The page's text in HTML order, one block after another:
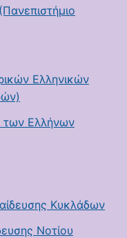
Ελληνικών
των Ελλήνων
Κυκλάδων
Νοτίου